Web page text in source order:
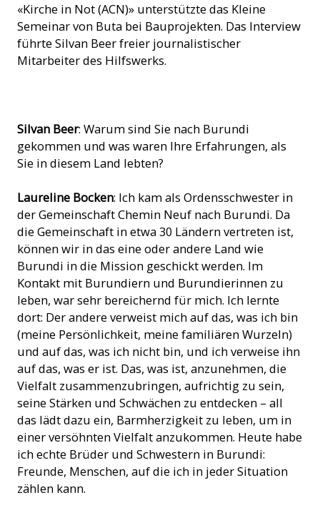
«Kirche in Not (ACN)» unterstützte das Kleine
Semeinar von Buta bei Bauprojekten. Das Interview
führte Silvan Beer freier journalistischer
Mitarbeiter des Hilfswerks.
Silvan Beer: Warum sind Sie nach Burundi
gekommen und was waren Ihre Erfahrungen, als
Sie in diesem Land lebten?
Laureline Bocken: Ich kam als Ordensschwester in
der Gemeinschaft Chemin Neuf nach Burundi. Da
die Gemeinschaft in etwa 30 Ländern vertreten ist,
können wir in das eine oder andere Land wie
Burundi in die Mission geschickt werden. Im
Kontakt mit Burundiern und Burundierinnen zu
leben, war sehr bereichernd für mich. Ich lernte
dort: Der andere verweist mich auf das, was ich bin
(meine Persönlichkeit, meine familiären Wurzeln)
und auf das, was ich nicht bin, und ich verweise ihn
auf das, was er ist. Das, was ist, anzunehmen, die
Vielfalt zusammenzubringen, aufrichtig zu sein,
seine Stärken und Schwächen zu entdecken – all
das lädt dazu ein, Barmherzigkeit zu leben, um in
einer versöhnten Vielfalt anzukommen. Heute habe
ich echte Brüder und Schwestern in Burundi:
Freunde, Menschen, auf die ich in jeder Situation
zählen kann.